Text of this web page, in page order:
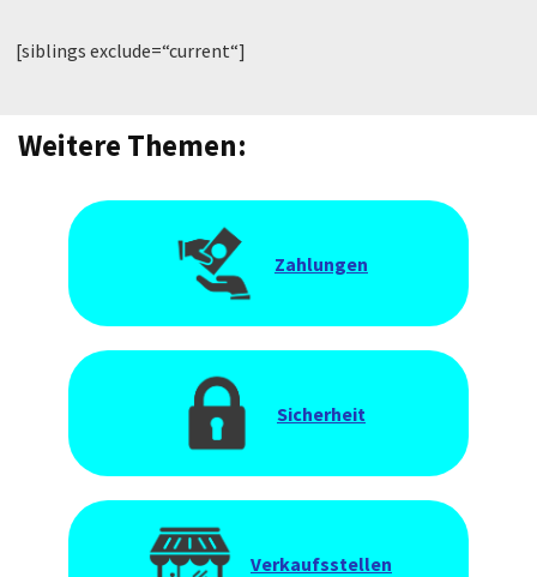
[siblings exclude=“current“]
Weitere Themen:
Zahlungen
Sicherheit
Verkaufsstellen